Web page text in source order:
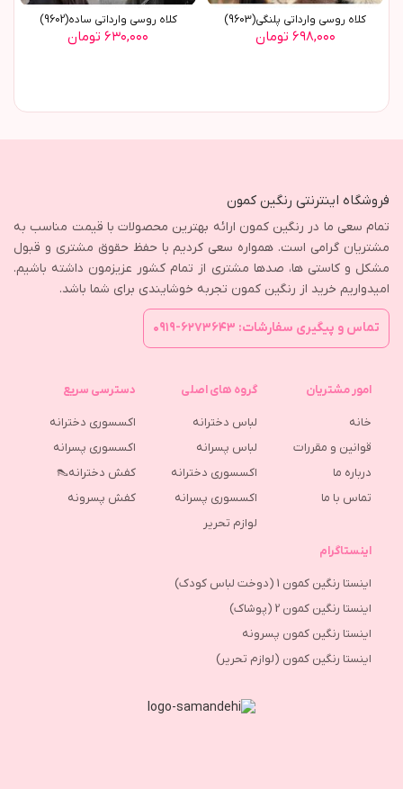
کلاه روسي وارداتي پلنگي(9603)
۶۹۸,۰۰۰ تومان
کلاه روسي وارداتي ساده(9602)
۶۳۰,۰۰۰ تومان
فروشگاه اینترنتی رنگین کمون
تمام سعی ما در رنگین کمون ارائه بهترین محصولات با قیمت مناسب به
مشتریان گرامی است. همواره سعی کردیم با حفظ حقوق مشتری و قبول
مشکل و کاستی ها، صدها مشتری از تمام کشور عزیزمون داشته باشیم.
امیدواریم خرید از رنگین کمون تجربه خوشایندی برای شما باشد.
تماس و پیگیری سفارشات: ۶۲۷۳۶۴۳-۰۹۱۹
امور مشتریان
خانه
قوانین و مقررات
درباره ما
تماس با ما
گروه های اصلی
لباس دخترانه
لباس پسرانه
اکسسوری دخترانه
اکسسوری پسرانه
لوازم تحریر
دسترسی سریع
اکسسوری دخترانه
اکسسوری پسرانه
کفش دخترانه👠
كفش پسرونه
اینستاگرام
اینستا رنگین کمون 1 (دوخت لباس کودک)
اینستا رنگین کمون 2 (پوشاک)
اینستا رنگین کمون پسرونه
اینستا رنگین کمون (لوازم تحریر)